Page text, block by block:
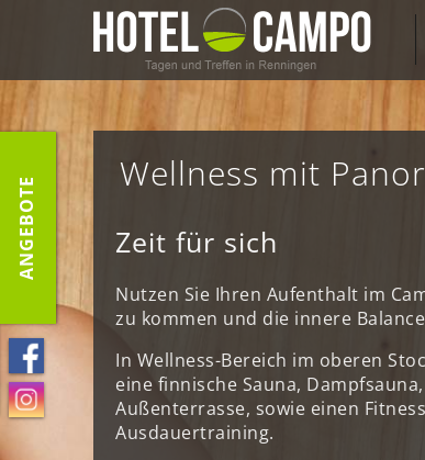
Wellness mit
Zeit für sich
Nutzen Sie Ihren Aufenthalt im
zu kommen und die innere
In Wellness-Bereich im oberen
eine finnische Sauna,
Außenterrasse, sowie einen
Ausdauertraining.
ANGEBOTE